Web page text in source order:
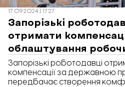
17.09.2024 | 17:27
Запорізькі
отримати
облаштування
людей з
Запорізькі роботодавці
компенсації за державною
передбачає створення